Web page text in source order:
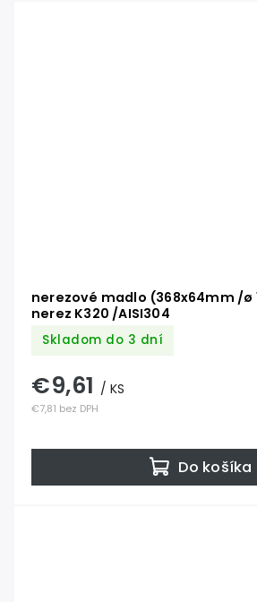
nerezové madlo (368x64mm /ø
nerez K320 /AISI304
Skladom do 3 dní
€7,81 bez DPH
€9,61 / KS
Do košíka